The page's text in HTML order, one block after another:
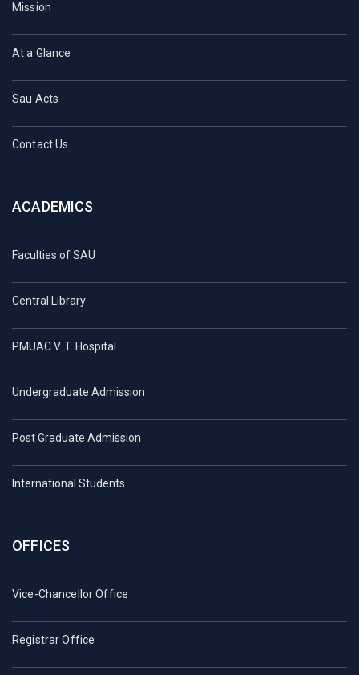
Mission
At a Glance
Sau Acts
Contact Us
ACADEMICS
Faculties of SAU
Central Library
PMUAC V. T. Hospital
Undergraduate Admission
Post Graduate Admission
International Students
OFFICES
Vice-Chancellor Office
Registrar Office